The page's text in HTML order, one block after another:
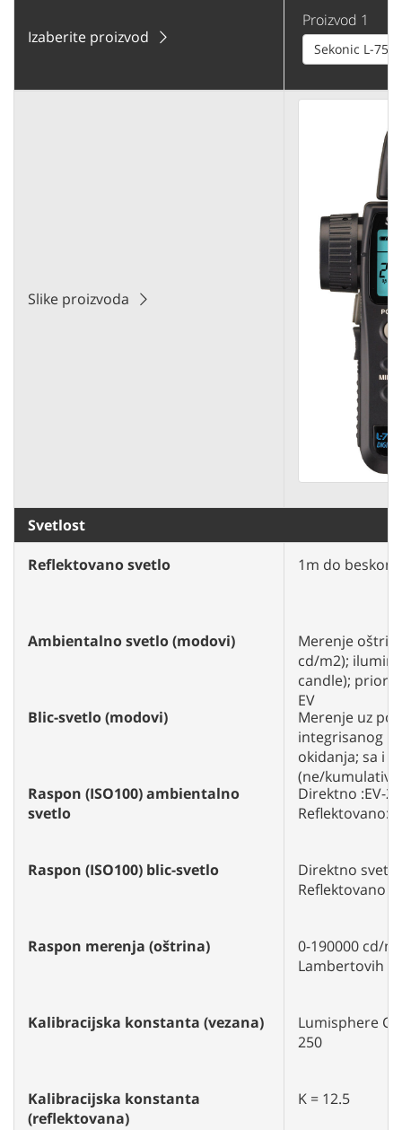
Izaberite proizvod
Proizvod 1
Sekonic L-
Slike proizvoda
Svetlost
Reflektovano svetlo
Ambientalno svetlo (modovi)
Blic-svetlo (modovi)
Raspon (ISO100) ambientalno
svetlo
Raspon (ISO100) blic-svetlo
Raspon merenja (oštrina)
Kalibracijska konstanta (vezana)
Kalibracijska konstanta
(reflektovana)
1m do
Merenje
cd/m2);
candle);
EV
Merenje uz
integrisanog
okidanja; sa i
(ne/
Direktno :EV-2
Reflektovano:
Direktno
Reflektovano
0-190000 cd/
Lambertovih
Lumisphere C
250
K = 12.5